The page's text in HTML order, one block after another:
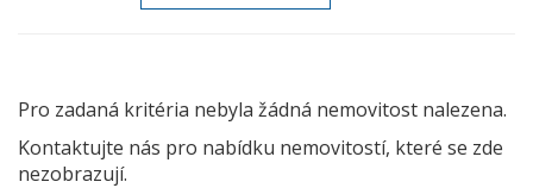
Pro zadaná kritéria nebyla žádná nemovitost nalezena.
Kontaktujte nás pro nabídku nemovitostí, které se zde
nezobrazují.